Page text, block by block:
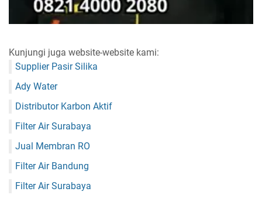
Kunjungi juga website-website kami:
Supplier Pasir Silika
Ady Water
Distributor Karbon Aktif
Filter Air Surabaya
Jual Membran RO
Filter Air Bandung
Filter Air Surabaya